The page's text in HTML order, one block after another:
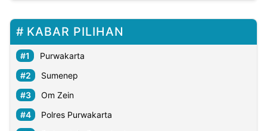
KABAR PILIHAN
Purwakarta
Sumenep
Om Zein
Polres Purwakarta